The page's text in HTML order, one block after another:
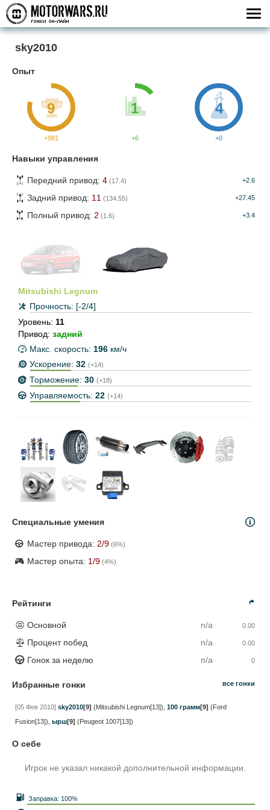
sky2010
Опыт
9
+981
1
+6
4
+0
Навыки управления
Передний привод: 4 (17.4) +2.6
Задний привод: 11 (134.55) +27.45
Полный привод: 2 (1.6) +3.4
Mitsubishi Legnum
Прочность: [-2/4]
Уровень: 11
Привод: задний
Макс. скорость: 196 км/ч
Ускорение: 32 (+14)
Торможение: 30 (+18)
Управляемость: 22 (+14)
Специальные умения
Мастер привода: 2/9 (6%)
Мастер опыта: 1/9 (4%)
Рейтинги
Основной n/a 0.00
Процент побед n/a 0.00
Гонок за неделю n/a 0
Избранные гонки все гонки
[05 Фев 2010] sky2010[9] (Mitsubishi Legnum[13]), 100 грамм[9] (Ford
Fusion[13]), ырш[9] (Peugeot 1007[13])
О себе
Игрок не указал никакой дополнительной информации.
Заправка: 100%